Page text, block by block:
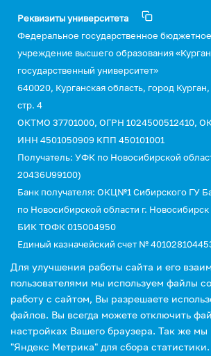
Реквизиты университета
Федеральное государственное
учреждение высшего образования
государственный университет»
640020, Курганская область, город
стр. 4
ОКТМО 37701000, ОГРН 1024500512410,
ИНН 4501050909 КПП 450101001
Получатель: УФК по Новосибирской
20436U99100)
Банк получателя: ОКЦ№1 Сибирского ГУ
по Новосибирской области г. Новосибирск
БИК ТОФК 015004950
Единый казначейский счет №
Казначейский счет
КБК 00000000000000000130 (для оплаты
УИН 0
Для улучшения работы сайта и его
пользователями мы используем файлы
работу с сайтом, Вы разрешаете
файлов. Вы всегда можете отключить
настройках Вашего браузера. Так же мы
"Яндекс Метрика" для сбора статистики.